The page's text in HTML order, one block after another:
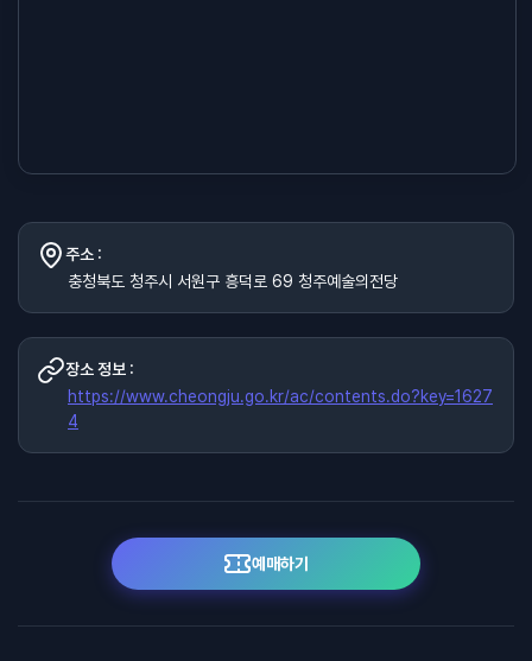
주소 :
충청북도 청주시 서원구 흥덕로 69 청주예술의전당
장소 정보 :
https://www.cheongju.go.kr/ac/contents.do?key=1627
4
예매하기